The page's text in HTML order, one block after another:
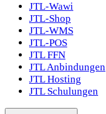
JTL-Wawi
JTL-Shop
JTL-WMS
JTL-POS
JTL FFN
JTL Anbindungen
JTL Hosting
JTL Schulungen